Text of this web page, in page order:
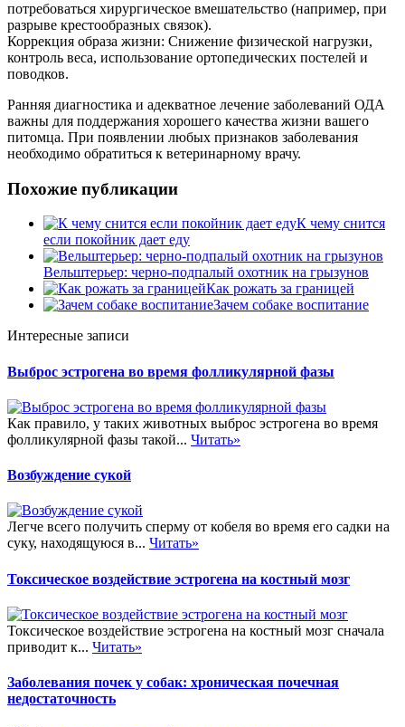
потребоваться хирургическое вмешательство (например, при
разрыве крестообразных связок).
Коррекция образа жизни: Снижение физической нагрузки,
контроль веса, использование ортопедических постелей и
поводков.
Ранняя диагностика и адекватное лечение заболеваний ОДА
важны для поддержания хорошего качества жизни вашего
питомца. При появлении любых признаков заболевания
необходимо обратиться к ветеринарному врачу.
Похожие публикации
К чему снится
если покойник дает еду
Вельштерьер: черно-подпалый охотник на грызунов
Как рожать за границей
Зачем собаке воспитание
Интересные записи
Выброс эстрогена во время фолликулярной фазы
Как правило, у таких животных выброс эстрогена во время
фолликулярной фазы такой... Читать»
Возбуждение сукой
Легче всего получить сперму от кобеля во время его садки на
суку, находящуюся в... Читать»
Токсическое воздействие эстрогена на костный мозг
Токсическое воздействие эстрогена на костный мозг сначала
приводит к... Читать»
Заболевания почек у собак: хроническая почечная
недостаточность